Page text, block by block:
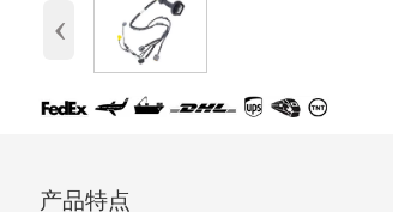
‹
产品特点